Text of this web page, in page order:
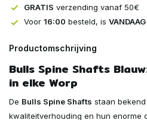
GRATIS verzending vanaf 50€
Voor 16:00 besteld, is VANDAAG
Productomschrijving
Bulls Spine Shafts
in elke Worp
De Bulls Spine Shafts staan
kwaliteitverhouding en hun enorme